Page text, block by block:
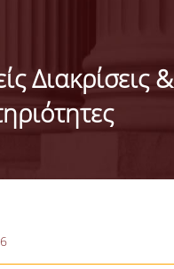
ΤΑΥΤΟΤΗΤΑ ΤΟΥ ΤΜΗΜΑΤΟΣ
ΑΠΟΣΤΟΛΗ ΤΟΥ ΤΜΗΜΑΤΟΣ
ΔΙΟΙΚΗΣΗ ΤΟΥ ΤΜΗΜΑΤΟΣ
TESTIMONIALS ΔΙΑΚΡΙΣΕΩΝ
Διακρίσεις &